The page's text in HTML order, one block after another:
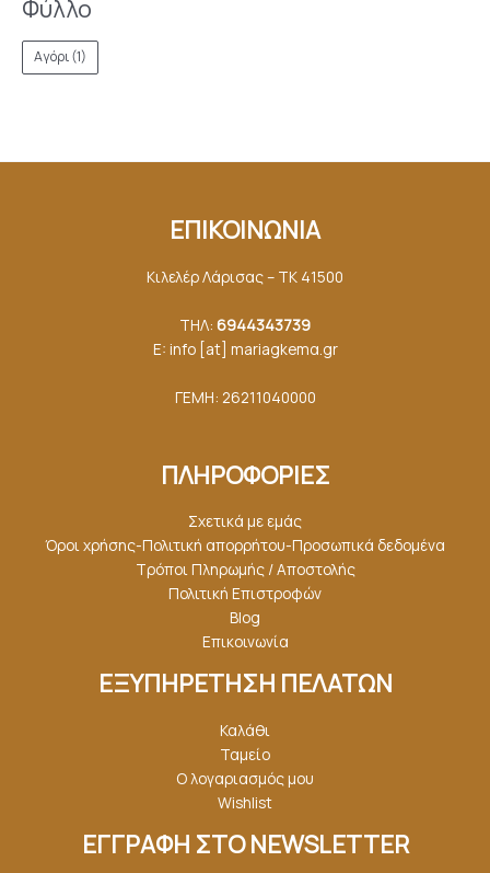
Φύλλο
Αγόρι(1)
ΕΠΙΚΟΙΝΩΝΙΑ
Κιλελέρ Λάρισας – ΤΚ 41500
ΤΗΛ: 6944343739
E: info [at] mariagkemα.gr
ΓΕΜΗ: 26211040000
ΠΛΗΡΟΦΟΡΙΕΣ
Σχετικά με εμάς
Όροι χρήσης-Πολιτική απορρήτου-Προσωπικά δεδομένα
Τρόποι Πληρωμής / Αποστολής
Πολιτική Επιστροφών
Blog
Επικοινωνία
ΕΞΥΠΗΡΕΤΗΣΗ ΠΕΛΑΤΩΝ
Καλάθι
Ταμείο
Ο λογαριασμός μου
Wishlist
ΕΓΓΡΑΦΗ ΣΤΟ NEWSLETTER